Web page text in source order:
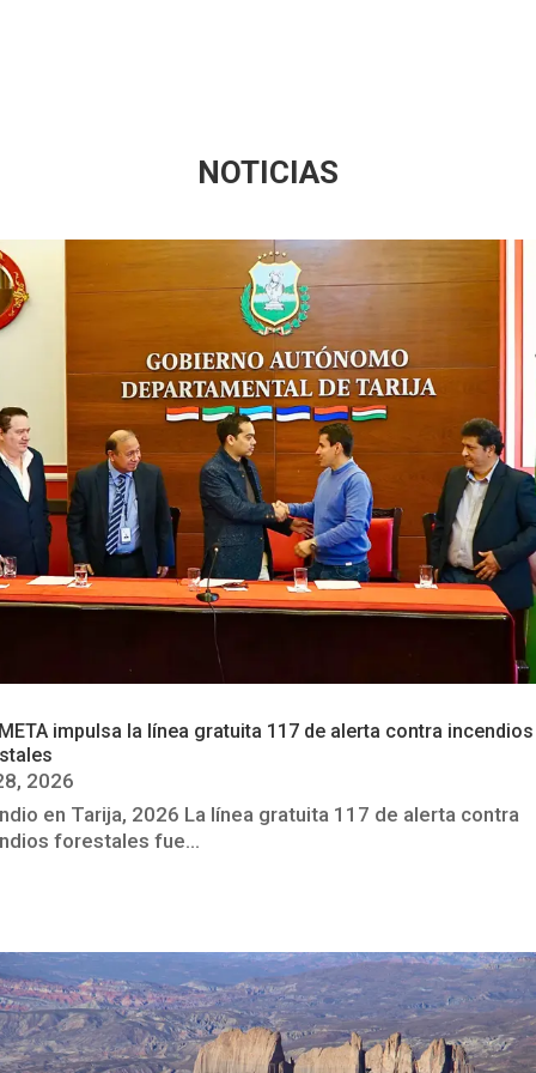
NOTICIAS
impulsa la línea gratuita 117 de alerta contra incendios
2026
en Tarija, 2026 La línea gratuita 117 de alerta contra
forestales fue...